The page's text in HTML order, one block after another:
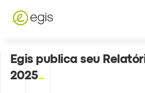
Egis publica seu
2025